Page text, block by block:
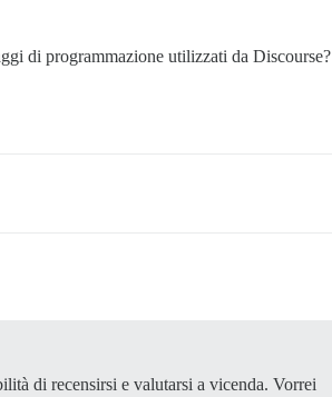
di programmazione utilizzati da Discourse?
di recensirsi e valutarsi a vicenda. Vorrei